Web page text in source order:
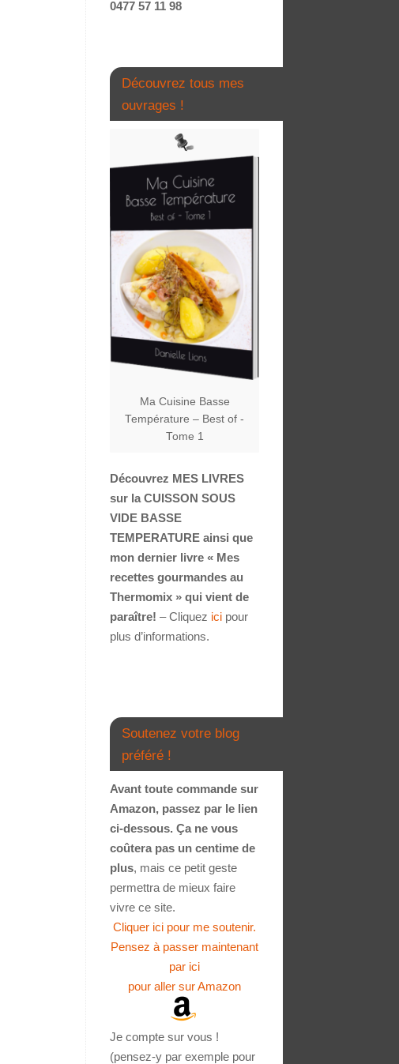
0477 57 11 98
Découvrez tous mes
ouvrages !
Ma Cuisine Basse
Température – Best of -
Tome 1
Découvrez MES LIVRES
sur la CUISSON SOUS
VIDE BASSE
TEMPERATURE ainsi que
mon dernier livre « Mes
recettes gourmandes au
Thermomix » qui vient de
paraître! – Cliquez ici pour
plus d’informations.
Soutenez votre blog
préféré !
Avant toute commande sur
Amazon, passez par le lien
ci-dessous. Ça ne vous
coûtera pas un centime de
plus, mais ce petit geste
permettra de mieux faire
vivre ce site.
Cliquer ici pour me soutenir.
Pensez à passer maintenant
par ici
pour aller sur Amazon
Je compte sur vous !
(pensez-y par exemple pour